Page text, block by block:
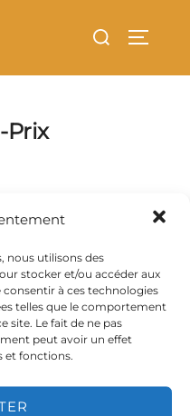
nous utilisons des
stocker et/ou accéder aux
à ces technologies
telles que le comportement
site. Le fait de ne pas
peut avoir un effet
et fonctions.
Rechercher :
Prix